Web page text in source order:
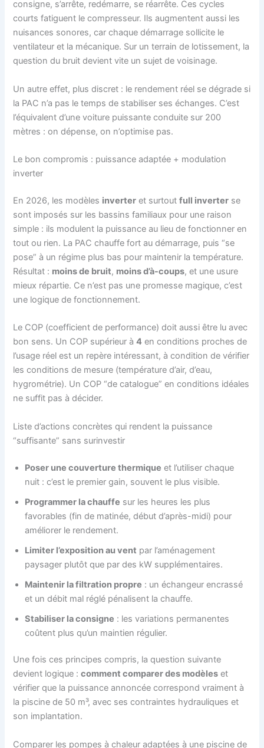
consigne, s’arrête, redémarre, se réarrête. Ces cycles
courts fatiguent le compresseur. Ils augmentent aussi les
nuisances sonores, car chaque démarrage sollicite le
ventilateur et la mécanique. Sur un terrain de lotissement, la
question du bruit devient vite un sujet de voisinage.
Un autre effet, plus discret : le rendement réel se dégrade si
la PAC n’a pas le temps de stabiliser ses échanges. C’est
l’équivalent d’une voiture puissante conduite sur 200
mètres : on dépense, on n’optimise pas.
Le bon compromis : puissance adaptée + modulation
inverter
En 2026, les modèles inverter et surtoutfull inverter se
sont imposés sur les bassins familiaux pour une raison
simple : ils modulent la puissance au lieu de fonctionner en
tout ou rien. La PAC chauffe fort au démarrage, puis “se
pose” à un régime plus bas pour maintenir la température.
Résultat : moins de bruit, moins d’à-coups, et une usure
mieux répartie. Ce n’est pas une promesse magique, c’est
une logique de fonctionnement.
Le COP (coefficient de performance) doit aussi être lu avec
bon sens. Un COP supérieur à4 en conditions proches de
l’usage réel est un repère intéressant, à condition de vérifier
les conditions de mesure (température d’air, d’eau,
hygrométrie). Un COP “de catalogue” en conditions idéales
ne suffit pas à décider.
Liste d’actions concrètes qui rendent la puissance
“suffisante” sans surinvestir
Poser une couverture thermique et l’utiliser chaque
nuit : c’est le premier gain, souvent le plus visible.
Programmer la chauffe sur les heures les plus
favorables (fin de matinée, début d’après-midi) pour
améliorer le rendement.
Limiter l’exposition au vent par l’aménagement
paysager plutôt que par des kW supplémentaires.
Maintenir la filtration propre : un échangeur encrassé
et un débit mal réglé pénalisent la chauffe.
Stabiliser la consigne : les variations permanentes
coûtent plus qu’un maintien régulier.
Une fois ces principes compris, la question suivante
devient logique :comment comparer des modèles et
vérifier que la puissance annoncée correspond vraiment à
la piscine de 50 m³, avec ses contraintes hydrauliques et
son implantation.
Comparer les pompes à chaleur adaptées à une piscine de